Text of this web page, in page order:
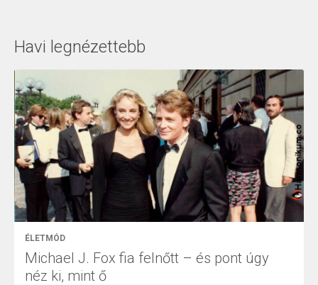
Havi legnézettebb
ÉLETMÓD
Michael J. Fox fia felnőtt – és pont úgy
néz ki, mint ő